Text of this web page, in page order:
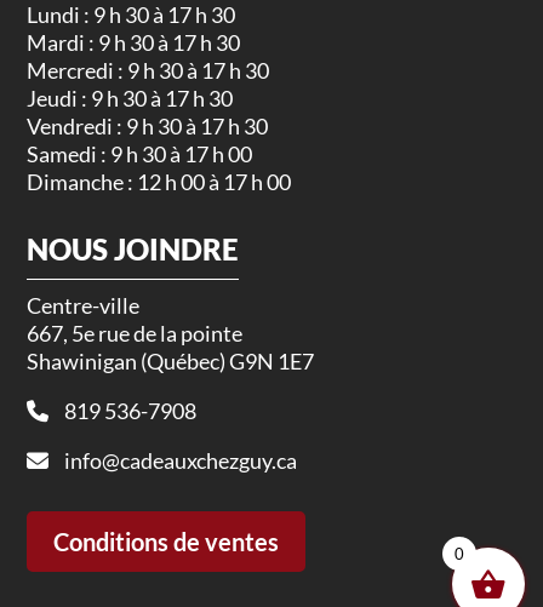
Lundi : 9 h 30 à 17 h 30
Mardi : 9 h 30 à 17 h 30
Mercredi : 9 h 30 à 17 h 30
Jeudi : 9 h 30 à 17 h 30
Vendredi : 9 h 30 à 17 h 30
Samedi : 9 h 30 à 17 h 00
Dimanche : 12 h 00 à 17 h 00
NOUS JOINDRE
Centre-ville
667, 5e rue de la pointe
Shawinigan (Québec) G9N 1E7
819 536-7908
info@cadeauxchezguy.ca
Conditions de ventes 0